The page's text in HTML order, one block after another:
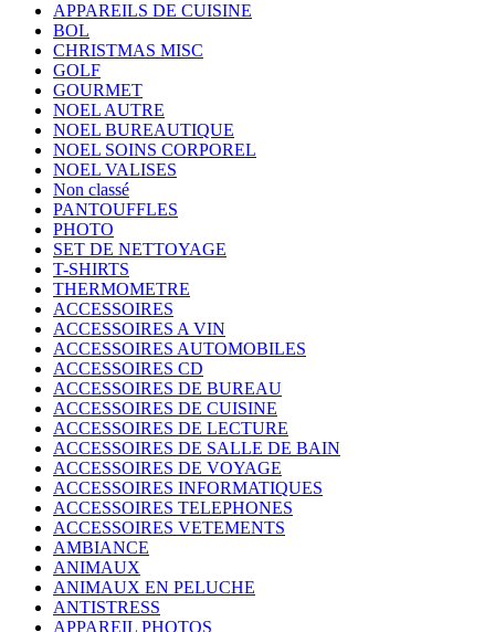
APPAREILS DE CUISINE
BOL
CHRISTMAS MISC
GOLF
GOURMET
NOEL AUTRE
NOEL BUREAUTIQUE
NOEL SOINS CORPOREL
NOEL VALISES
Non classé
PANTOUFFLES
PHOTO
SET DE NETTOYAGE
T-SHIRTS
THERMOMETRE
ACCESSOIRES
ACCESSOIRES A VIN
ACCESSOIRES AUTOMOBILES
ACCESSOIRES CD
ACCESSOIRES DE BUREAU
ACCESSOIRES DE CUISINE
ACCESSOIRES DE LECTURE
ACCESSOIRES DE SALLE DE BAIN
ACCESSOIRES DE VOYAGE
ACCESSOIRES INFORMATIQUES
ACCESSOIRES TELEPHONES
ACCESSOIRES VETEMENTS
AMBIANCE
ANIMAUX
ANIMAUX EN PELUCHE
ANTISTRESS
APPAREIL PHOTOS